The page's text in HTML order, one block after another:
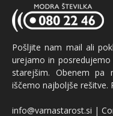
Pošljite nam mail ali
urejamo in
starejšim. Obenem
iščemo najboljše rešitve.
info@varnastarost.si |